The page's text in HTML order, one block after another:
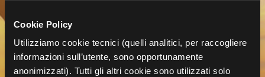
Cookie Policy
Utilizziamo cookie tecnici (quelli analitici, per raccogliere
informazioni sull’utente, sono opportunamente
anonimizzati). Tutti gli altri cookie sono utilizzati solo